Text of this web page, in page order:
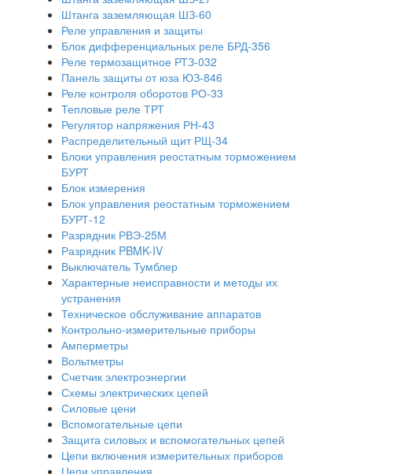
Штанга заземляющая ШЗ-60
Реле управления и защиты
Блок дифференциальных реле БРД-356
Реле термозащитное РТЗ-032
Панель защиты от юза ЮЗ-846
Реле контроля оборотов РО-33
Тепловые реле ТРТ
Регулятор напряжения РН-43
Распределительный щит РЩ-34
Блоки управления реостатным торможением
БУРТ
Блок измерения
Блок управления реостатным торможением
БУРТ-12
Разрядник РВЭ-25М
Разрядник PBMK-IV
Выключатель Тумблер
Характерные неисправности и методы их
устранения
Техническое обслуживание аппаратов
Контрольно-измерительные приборы
Амперметры
Вольтметры
Счетчик электроэнергии
Схемы электрических цепей
Силовые цени
Вспомогательные цепи
Защита силовых и вспомогательных цепей
Цепи включения измерительных приборов
Цепи управления